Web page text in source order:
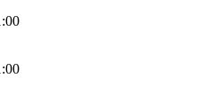
:00
:00